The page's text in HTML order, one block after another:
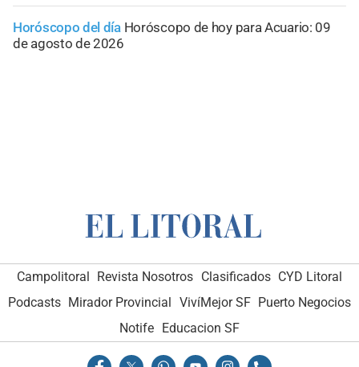
Horóscopo del día Horóscopo de hoy para Acuario: 09
de agosto de 2026
Campolitoral Revista Nosotros Clasificados CYD Litoral
Podcasts Mirador Provincial VivíMejor SF Puerto Negocios
Notife Educacion SF